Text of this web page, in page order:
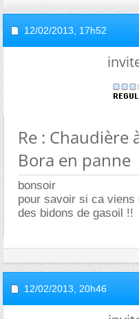
12/02/2013, 17h52
Re : Chaudière
Bora en panne
bonsoir
pour savoir si ca
des bidons de gasoil !!
12/02/2013, 20h46